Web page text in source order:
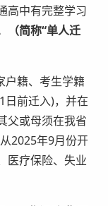
高中有完整学习
（简称“单人迁
籍、考生学籍
日前迁入)，并在
父或母须在我省
2025年9月份开
医疗保险、失业